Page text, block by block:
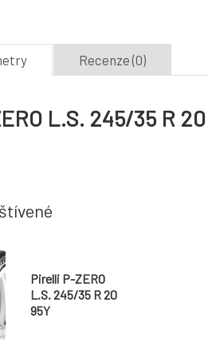
Recenze (0)
L.S. 245/35 R
Pirelli P-ZERO
L.S. 245/35 R 20
95Y